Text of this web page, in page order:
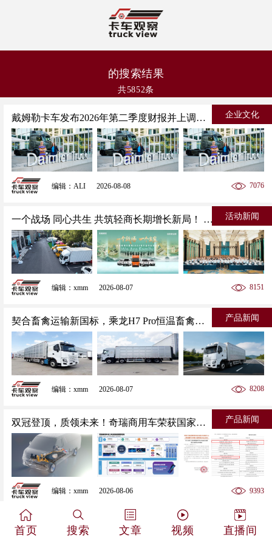
的搜索结果
共5852条
戴姆勒卡车发布2026年第二季度财报并上调全年业绩指引
编辑：ALI 2026-08-08 7076
企业文化
一个战场 同心共生 共筑轻商长期增长新局！ 奇瑞商用车 2026 年轻商年中合作伙伴大会隆重召开
编辑：xmm 2026-08-07 8151
活动新闻
契合畜禽运输新国标，乘龙H7 Pro恒温畜禽车合规一步到位
编辑：xmm 2026-08-07 8208
产品新闻
双冠登顶，质领未来！奇瑞商用车荣获国家级动力电池安全赛事双赛道一等奖
编辑：xmm 2026-08-06 9393
产品新闻
产品新闻
首页 搜索 文章 视频 直播间